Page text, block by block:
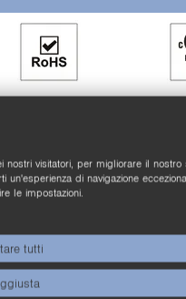
nostri visitatori, per migliorare il nostro
un'esperienza di navigazione
le impostazioni.
tutti